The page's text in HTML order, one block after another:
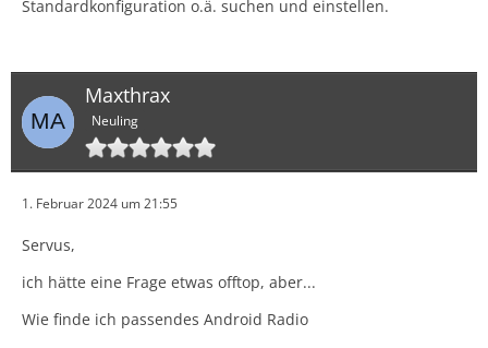
Standardkonfiguration o.ä. suchen und einstellen.
Maxthrax
Neuling
1. Februar 2024 um 21:55
Servus,
ich hätte eine Frage etwas offtop, aber...
Wie finde ich passendes Android Radio